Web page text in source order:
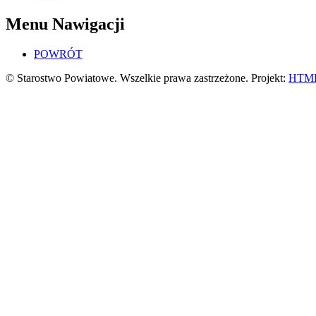
Menu Nawigacji
POWRÓT
© Starostwo Powiatowe. Wszelkie prawa zastrzeżone. Projekt: